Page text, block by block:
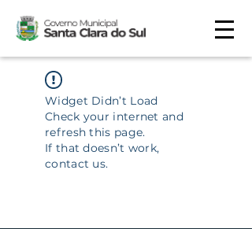
Widget Didn’t Load
Check your internet and
refresh this page.
If that doesn’t work,
contact us.